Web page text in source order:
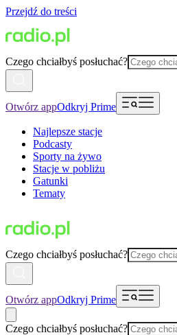
Przejdź do treści
Czego chciałbyś posłuchać?
Otwórz appOdkryj Prime
Najlepsze stacje
Podcasty
Sporty na żywo
Stacje w pobliżu
Gatunki
Tematy
Czego chciałbyś posłuchać?
Otwórz appOdkryj Prime
Czego chciałbyś posłuchać?